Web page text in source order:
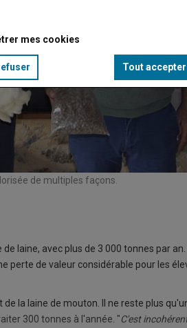
de multiples façons.
laine, avec plus de 3 000 tonnes par
perte de valeur considérable pour les
la laine de mouton. Il ne reste plus
300 tonnes à l'année. "C'est
mes cookies
Tout accepter